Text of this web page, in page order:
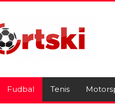
Fudbal Tenis